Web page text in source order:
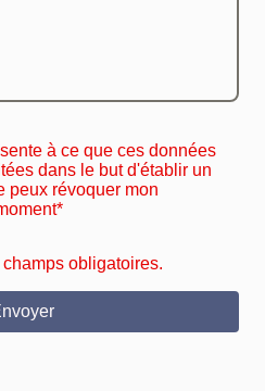
à ce que ces données
dans le but d'établir un
peux révoquer mon
obligatoires.